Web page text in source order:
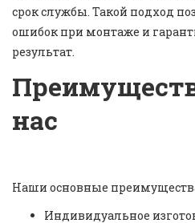
срок службы. Такой подход
ошибок при монтаже и
результат.
нас
Наши основные
Индивидуальное